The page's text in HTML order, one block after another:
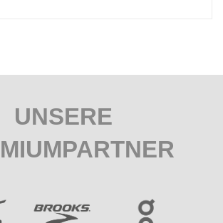
UNSERE